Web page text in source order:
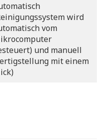
wird
vom
und manuell
mit einem